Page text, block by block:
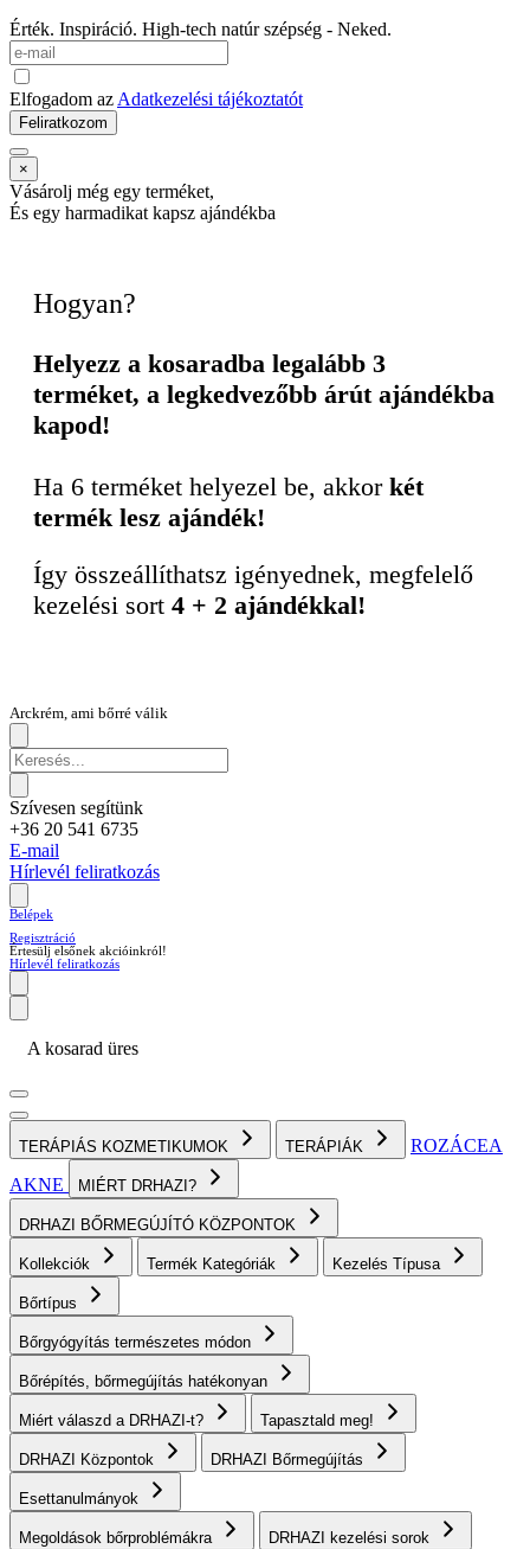
Érték. Inspiráció. High-tech natúr szépség - Neked.
Elfogadom az Adatkezelési tájékoztatót
Feliratkozom
×
Vásárolj még egy terméket,
És egy harmadikat kapsz ajándékba
Hogyan?
Helyezz a kosaradba legalább 3
terméket, a legkedvezőbb árút ajándékba
kapod!
Ha 6 terméket helyezel be, akkor két
termék lesz ajándék!
Így összeállíthatsz igényednek, megfelelő
kezelési sort 4 + 2 ajándékkal!
Arckrém, ami bőrré válik
Szívesen segítünk
+36 20 541 6735
E-mail
Hírlevél feliratkozás
Belépek
Regisztráció
Értesülj elsőnek akcióinkról!
Hírlevél feliratkozás
A kosarad üres
TERÁPIÁS KOZMETIKUMOK TERÁPIÁK
ROZÁCEA
AKNE
MIÉRT DRHAZI?
DRHAZI BŐRMEGÚJÍTÓ KÖZPONTOK
Kollekciók Termék Kategóriák Kezelés Típusa
Bőrtípus
Bőrgyógyítás természetes módon
Bőrépítés, bőrmegújítás hatékonyan
Miért válaszd a DRHAZI-t? Tapasztald meg!
DRHAZI Központok DRHAZI Bőrmegújítás
Esettanulmányok
Megoldások bőrproblémákra DRHAZI kezelési sorok